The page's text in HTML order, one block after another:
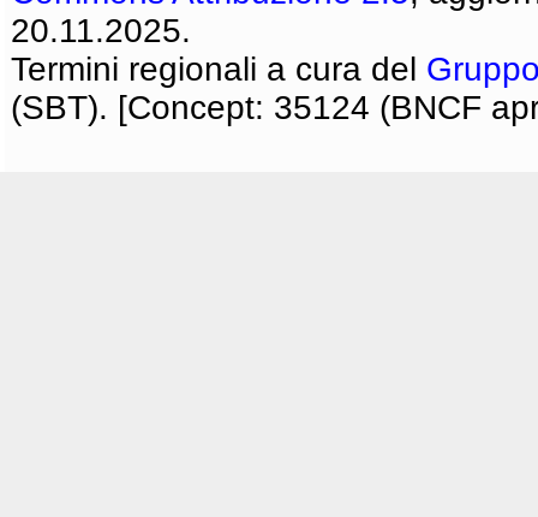
20.11.2025.
Termini regionali a cura del
(SBT). [Concept: 35124 (BNCF